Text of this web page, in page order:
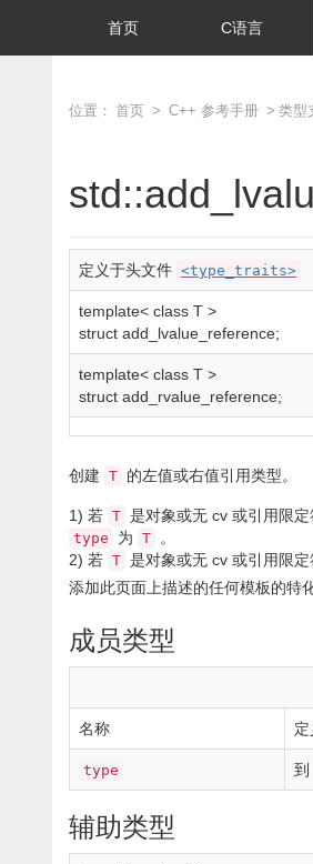
首页 C语言
位置： 首页 > C++ 参考手册 > 类型
定义于头文件 <type_traits>
template< class T >
struct add_lvalue_reference;
template< class T >
struct add_rvalue_reference;
创建 T 的左值或右值引用类型。
1) 若 T 是对象或无 cv 或引用限
type
为 T
。
2) 若 T 是对象或无 cv 或引用限
添加此页面上描述的任何模板的特
成员类型
名称 定
type 到
辅助类型